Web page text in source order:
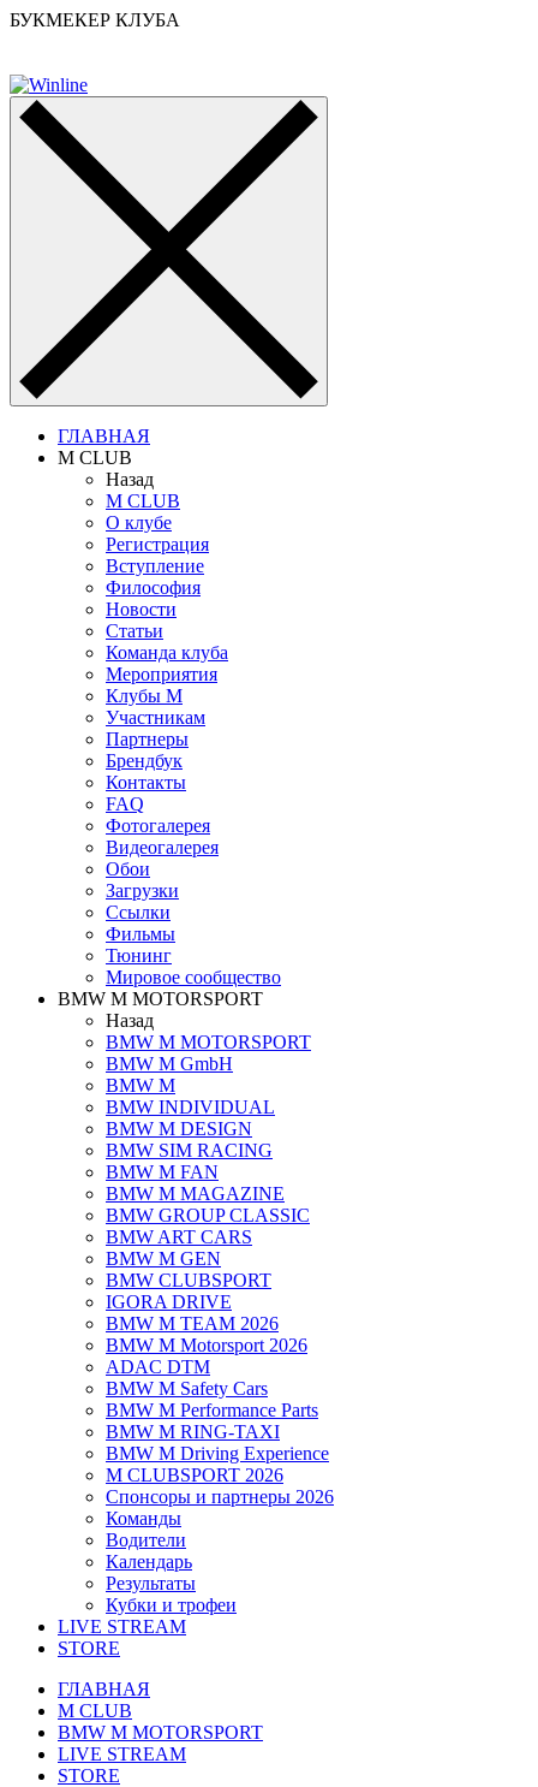
БУКМЕКЕР КЛУБА
ГЛАВНАЯ
M CLUB
Назад
M CLUB
О клубе
Регистрация
Вступление
Философия
Новости
Статьи
Команда клуба
Мероприятия
Клубы M
Участникам
Партнеры
Брендбук
Контакты
FAQ
Фотогалерея
Видеогалерея
Обои
Загрузки
Ссылки
Фильмы
Тюнинг
Мировое сообщество
BMW M MOTORSPORT
Назад
BMW M MOTORSPORT
BMW M GmbH
BMW M
BMW INDIVIDUAL
BMW M DESIGN
BMW SIM RACING
BMW M FAN
BMW M MAGAZINE
BMW GROUP CLASSIC
BMW ART CARS
BMW M GEN
BMW CLUBSPORT
IGORA DRIVE
BMW M TEAM 2026
BMW M Motorsport 2026
ADAC DTM
BMW M Safety Cars
BMW M Performance Parts
BMW M RING-TAXI
BMW M Driving Experience
M CLUBSPORT 2026
Спонсоры и партнеры 2026
Команды
Водители
Календарь
Результаты
Кубки и трофеи
LIVE STREAM
STORE
ГЛАВНАЯ
M CLUB
BMW M MOTORSPORT
LIVE STREAM
STORE